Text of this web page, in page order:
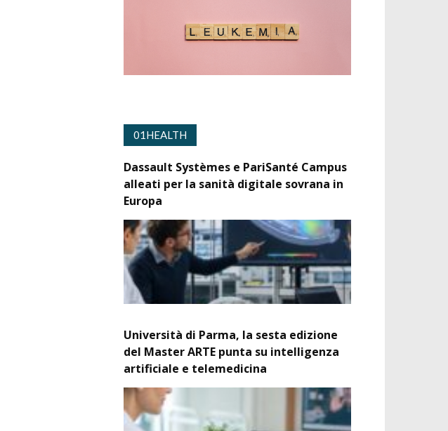
01HEALTH
Dassault Systèmes e PariSanté Campus
alleati per la sanità digitale sovrana in
Europa
Università di Parma, la sesta edizione
del Master ARTE punta su intelligenza
artificiale e telemedicina